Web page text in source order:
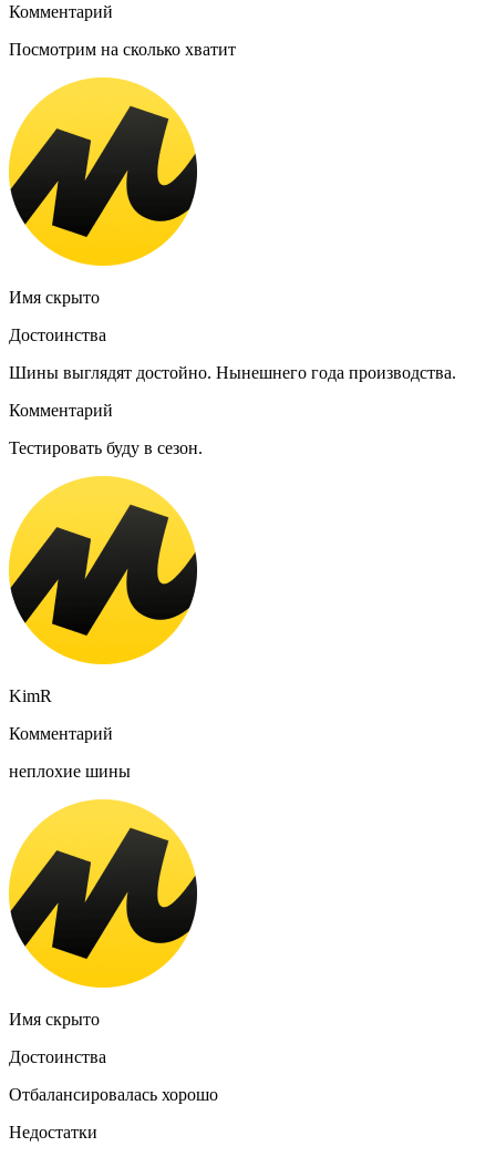
Комментарий
Посмотрим на сколько хватит
Имя скрыто
Достоинства
Шины выглядят достойно. Нынешнего года производства.
Комментарий
Тестировать буду в сезон.
KimR
Комментарий
неплохие шины
Имя скрыто
Достоинства
Отбалансировалась хорошо
Недостатки